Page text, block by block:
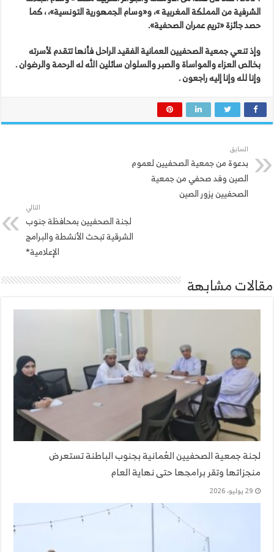
الشرفية من المملكة المغربية »، و«وسام الجمهورية التونسية»، ، كما
حصد جائزة «تريم عمران الصحفية».
وإذ تنعي جمعية الصحفيين العمانية الفقيد الراحل فأنها تتقدم لأسرته
بخالص العزاء والمواساة والصبر والسلوان سائلين الله له الرحمة والرضوان .
وإنا لله وإنا إليه راجعون .
السابق
بدعوة من جمعية الصحفيين لعموم
الصين وفد صحفي من جمعية
الصحفيين يزور الصين
التالي
لجنة الصحفيين بمحافظة جنوب
الشرقية تبحث الأنشطة والبرامج
الإعلامية*
مقالات مشابهة
لجنة جمعية الصحفيين العُمانية بجنوب الباطنة تستعرض
منجزاتها وتقر برامجها حتى نهاية العام
29 يوليو، 2026